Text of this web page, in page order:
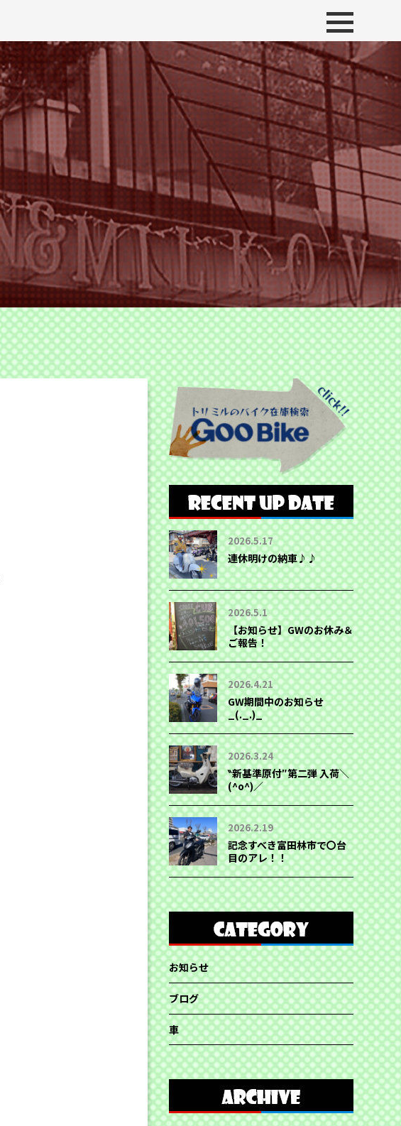
2026.5.17
連休明けの納車♪♪
2026.5.1
【お知らせ】GWのお休み＆
ご報告！
2026.4.21
GW期間中のお知らせ
_(._.)_
2026.3.24
‶新基準原付″第二弾 入荷＼
(^o^)／
2026.2.19
記念すべき富田林市で〇台
目のアレ！！
お知らせ
ブログ
車